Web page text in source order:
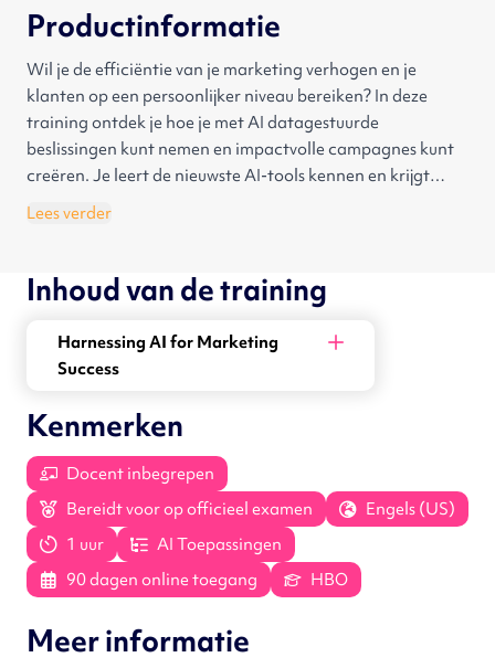
Productinformatie
Wil je de efficiëntie van je marketing verhogen en je
klanten op een persoonlijker niveau bereiken? In deze
training ontdek je hoe je met AI datagestuurde
beslissingen kunt nemen en impactvolle campagnes kunt
creëren. Je leert de nieuwste AI-tools kennen en krijgt
inzicht in de ethische kant van AI. Bovendien bereiden we
Lees verder
Inhoud van de training
Harnessing AI for Marketing
Success
Kenmerken
Docent inbegrepen
Bereidt voor op officieel examen
Engels (US)
1 uur
AI Toepassingen
90 dagen online toegang
HBO
Meer informatie